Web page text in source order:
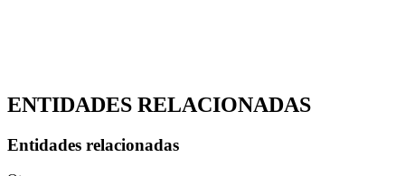
ENTIDADES RELACIONADAS
Entidades relacionadas